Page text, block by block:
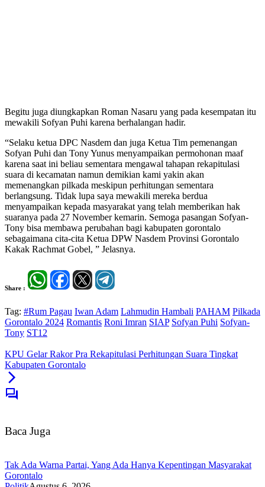
Begitu juga diungkapkan Roman Nasaru yang pada kesempatan itu
mewakili Sofyan Puhi karena berhalangan hadir.
“Selaku ketua DPC Nasdem dan juga Ketua Tim pemenangan
Sofyan Puhi dan Tony Yunus menyampaikan permohonan maaf
karena saat ini beliau sementara mengawal tahapan rekapitulasi
suara di kecamatan namun demikian kami yakin akan
memenangkan pilkada meskipun perhitungan sementara
berlangsung. Tidak lupa saya mewakili mereka berdua
menyampaikan kepada masyarakat yang telah memberikan hak
suaranya pada 27 November kemarin. Semoga pasangan Sofyan-
Tony bisa membawa perubahan bagi kabupaten gorontalo
sebagaimana cita-cita Ketua DPW Nasdem Provinsi Gorontalo
Kakak Rachmat Gobel, ” Jelasnya.
Share :
Tag: #Rum Pagau Iwan Adam Lahmudin Hambali PAHAM Pilkada
Gorontalo 2024 Romantis Roni Imran SIAP Sofyan Puhi Sofyan-
Tony ST12
KPU Gelar Rakor Pra Rekapitulasi Perhitungan Suara Tingkat
Kabupaten Gorontalo
Baca Juga
Tak Ada Warna Partai, Yang Ada Hanya Kepentingan Masyarakat
Gorontalo